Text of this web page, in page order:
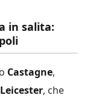
in salita:
Castagne,
Leicester, che